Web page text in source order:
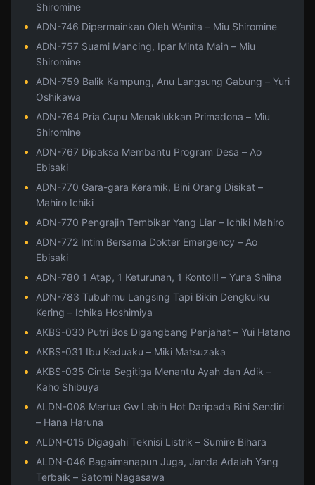
Shiromine
ADN-746 Dipermainkan Oleh Wanita – Miu Shiromine
ADN-757 Suami Mancing, Ipar Minta Main – Miu
Shiromine
ADN-759 Balik Kampung, Anu Langsung Gabung – Yuri
Oshikawa
ADN-764 Pria Cupu Menaklukkan Primadona – Miu
Shiromine
ADN-767 Dipaksa Membantu Program Desa – Ao
Ebisaki
ADN-770 Gara-gara Keramik, Bini Orang Disikat –
Mahiro Ichiki
ADN-770 Pengrajin Tembikar Yang Liar – Ichiki Mahiro
ADN-772 Intim Bersama Dokter Emergency – Ao
Ebisaki
ADN-780 1 Atap, 1 Keturunan, 1 Kontol!! – Yuna Shiina
ADN-783 Tubuhmu Langsing Tapi Bikin Dengkulku
Kering – Ichika Hoshimiya
AKBS-030 Putri Bos Digangbang Penjahat – Yui Hatano
AKBS-031 Ibu Keduaku – Miki Matsuzaka
AKBS-035 Cinta Segitiga Menantu Ayah dan Adik –
Kaho Shibuya
ALDN-008 Mertua Gw Lebih Hot Daripada Bini Sendiri
– Hana Haruna
ALDN-015 Digagahi Teknisi Listrik – Sumire Bihara
ALDN-046 Bagaimanapun Juga, Janda Adalah Yang
Terbaik – Satomi Nagasawa